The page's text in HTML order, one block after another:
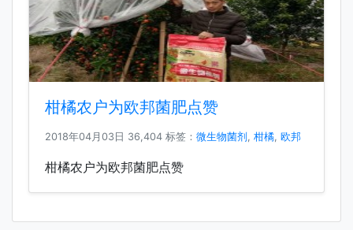
柑橘农户为欧邦菌肥点赞
2018年04月03日 36,404 标签： 微生物菌剂 , 柑橘, 欧邦
柑橘农户为欧邦菌肥点赞